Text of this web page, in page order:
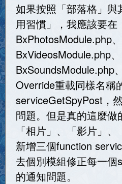
如果按照「部落格」與
用習慣」，我應該要在
BxPhotosModule.php、
BxVideosModule.php、
BxSoundsModule.php
Override重載同樣名稱
serviceGetSpyPost，
問題。但是真的這麼
「相片」、「影片」
新增三個function
去個別模組修正每一
的通知問題。